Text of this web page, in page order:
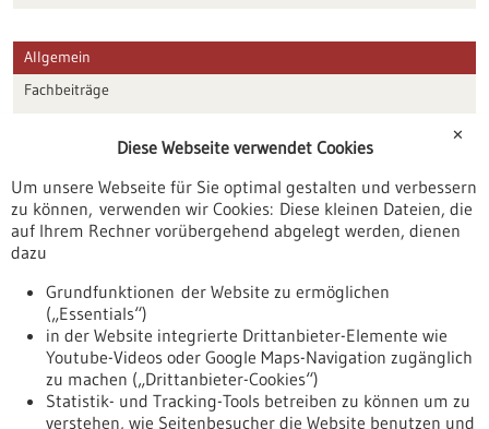
Allgemein
Fachbeiträge
Veranstaltungen
Erscheinungsdatum
✕
Diese Webseite verwendet Cookies
Um unsere Webseite für Sie optimal gestalten und verbessern
zu können, verwenden wir Cookies: Diese kleinen Dateien, die
auf Ihrem Rechner vorübergehend abgelegt werden, dienen
dazu
Grundfunktionen der Website zu ermöglichen
(„Essentials“)
in der Website integrierte Drittanbieter-Elemente wie
Youtube-Videos oder Google Maps-Navigation zugänglich
zu machen („Drittanbieter-Cookies“)
Statistik- und Tracking-Tools betreiben zu können um zu
verstehen, wie Seitenbesucher die Website benutzen und